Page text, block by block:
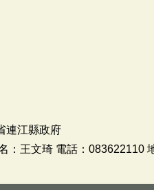
連江縣政府
：王文琦 電話：083622110